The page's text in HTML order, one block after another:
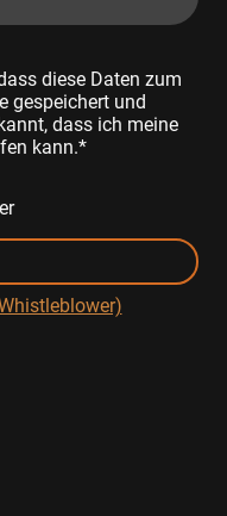
diese Daten zum
gespeichert und
dass ich meine
kann.*